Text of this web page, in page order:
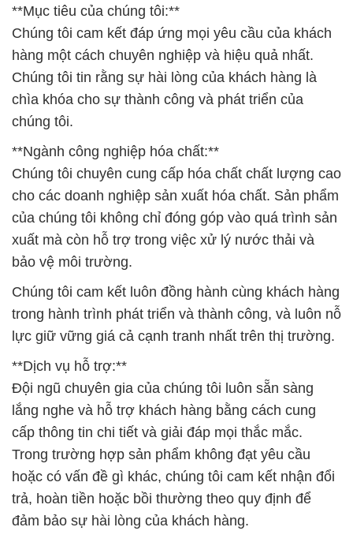
**Mục tiêu của chúng tôi:**
Chúng tôi cam kết đáp ứng mọi yêu cầu của khách
hàng một cách chuyên nghiệp và hiệu quả nhất.
Chúng tôi tin rằng sự hài lòng của khách hàng là
chìa khóa cho sự thành công và phát triển của
chúng tôi.
**Ngành công nghiệp hóa chất:**
Chúng tôi chuyên cung cấp hóa chất chất lượng cao
cho các doanh nghiệp sản xuất hóa chất. Sản phẩm
của chúng tôi không chỉ đóng góp vào quá trình sản
xuất mà còn hỗ trợ trong việc xử lý nước thải và
bảo vệ môi trường.
Chúng tôi cam kết luôn đồng hành cùng khách hàng
trong hành trình phát triển và thành công, và luôn nỗ
lực giữ vững giá cả cạnh tranh nhất trên thị trường.
**Dịch vụ hỗ trợ:**
Đội ngũ chuyên gia của chúng tôi luôn sẵn sàng
lắng nghe và hỗ trợ khách hàng bằng cách cung
cấp thông tin chi tiết và giải đáp mọi thắc mắc.
Trong trường hợp sản phẩm không đạt yêu cầu
hoặc có vấn đề gì khác, chúng tôi cam kết nhận đổi
trả, hoàn tiền hoặc bồi thường theo quy định để
đảm bảo sự hài lòng của khách hàng.